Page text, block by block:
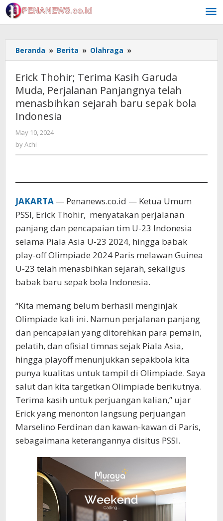
Skip
to
content
Beranda » Berita » Olahraga »
Thohir;
Kasih
Garuda
Muda,
Perjalanan
sejarah
bola
Indonesia
Erick Thohir; Terima Kasih Garuda
Muda, Perjalanan Panjangnya telah
menasbihkan sejarah baru sepak bola
Indonesia
May 10, 2024
byAchi
JAKARTA — Penanews.co.id — Ketua Umum
PSSI, Erick Thohir, menyatakan perjalanan
panjang dan pencapaian tim U-23 Indonesia
selama Piala Asia U-23 2024, hingga babak
play-off Olimpiade 2024 Paris melawan Guinea
U-23 telah menasbihkan sejarah, sekaligus
babak baru sepak bola Indonesia.
“Kita memang belum berhasil menginjak
Olimpiade kali ini. Namun perjalanan panjang
dan pencapaian yang ditorehkan para pemain,
pelatih, dan ofisial timnas sejak Piala Asia,
hingga playoff menunjukkan sepakbola kita
punya kualitas untuk tampil di Olimpiade. Saya
salut dan kita targetkan Olimpiade berikutnya.
Terima kasih untuk perjuangan kalian,” ujar
Erick yang menonton langsung perjuangan
Marselino Ferdinan dan kawan-kawan di Paris,
sebagaimana keterangannya disitus PSSI.